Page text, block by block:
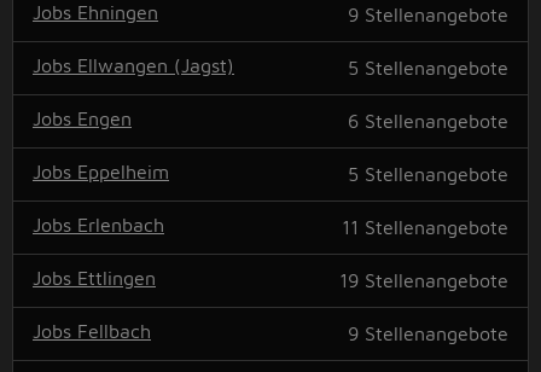
Jobs Ehningen 9 Stellenangebote
Jobs Ellwangen (Jagst) 5 Stellenangebote
Jobs Engen 6 Stellenangebote
Jobs Eppelheim 5 Stellenangebote
Jobs Erlenbach 11 Stellenangebote
Jobs Ettlingen 19 Stellenangebote
Jobs Fellbach 9 Stellenangebote